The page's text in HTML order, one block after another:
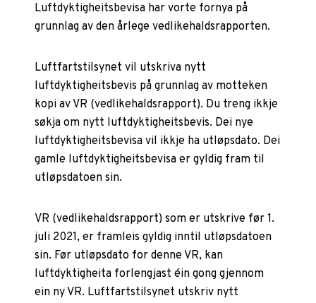
Luftdyktigheitsbevisa har vorte fornya på
grunnlag av den årlege vedlikehaldsrapporten.
Luftfartstilsynet vil utskriva nytt
luftdyktigheitsbevis på grunnlag av motteken
kopi av VR (vedlikehaldsrapport). Du treng ikkje
søkja om nytt luftdyktigheitsbevis. Dei nye
luftdyktigheitsbevisa vil ikkje ha utløpsdato. Dei
gamle luftdyktigheitsbevisa er gyldig fram til
utløpsdatoen sin.
VR (vedlikehaldsrapport) som er utskrive før 1.
juli 2021, er framleis gyldig inntil utløpsdatoen
sin. Før utløpsdato for denne VR, kan
luftdyktigheita forlengjast éin gong gjennom
ein ny VR. Luftfartstilsynet utskriv nytt